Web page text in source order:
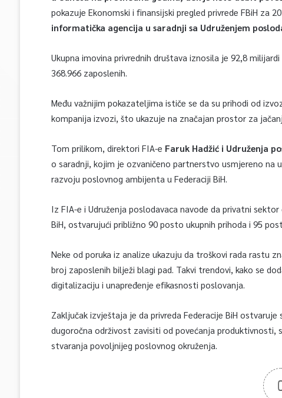
pokazuje Ekonomski i finansijski pregled privrede FBiH za
informatička agencija u saradnji sa Udruženjem
Ukupna imovina privrednih društava iznosila je 92,8
368.966 zaposlenih.
Među važnijim pokazateljima ističe se da su prihodi od
kompanija izvozi, što ukazuje na značajan prostor za
Tom prilikom, direktori FIA-e Faruk Hadžić i Udruženja
o saradnji, kojim je ozvaničeno partnerstvo usmjereno na
razvoju poslovnog ambijenta u Federaciji BiH.
Iz FIA-e i Udruženja poslodavaca navode da privatni
BiH, ostvarujući približno 90 posto ukupnih prihoda i 95
Neke od poruka iz analize ukazuju da troškovi rada rastu
broj zaposlenih bilježi blagi pad. Takvi trendovi, kako se
digitalizaciju i unapređenje efikasnosti poslovanja.
Zaključak izvještaja je da privreda Federacije BiH
dugoročna održivost zavisiti od povećanja produktivnosti,
stvaranja povoljnijeg poslovnog okruženja.